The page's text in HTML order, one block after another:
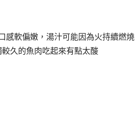
感軟偏嫩，湯汁可能因為火持續燃燒
久的魚肉吃起來有點太酸